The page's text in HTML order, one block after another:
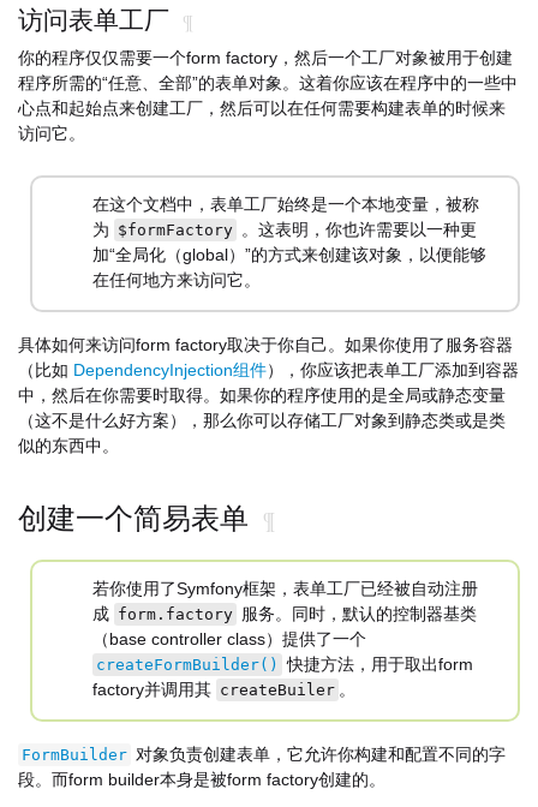
访问表单工厂 ¶
你的程序仅仅需要一个form factory，然后一个工厂对象被用于创建
程序所需的“任意、全部”的表单对象。这着你应该在程序中的一些中
心点和起始点来创建工厂，然后可以在任何需要构建表单的时候来
访问它。
在这个文档中，表单工厂始终是一个本地变量，被称
为 $formFactory 。这表明，你也许需要以一种更
加“全局化（global）”的方式来创建该对象，以便能够
在任何地方来访问它。
具体如何来访问form factory取决于你自己。如果你使用了服务容器
（比如 DependencyInjection组件），你应该把表单工厂添加到容器
中，然后在你需要时取得。如果你的程序使用的是全局或静态变量
（这不是什么好方案），那么你可以存储工厂对象到静态类或是类
似的东西中。
创建一个简易表单 ¶
若你使用了Symfony框架，表单工厂已经被自动注册
成 form.factory 服务。同时，默认的控制器基类
（base controller class）提供了一个
createFormBuilder() 快捷方法，用于取出form
factory并调用其 createBuiler 。
FormBuilder 对象负责创建表单，它允许你构建和配置不同的字
段。而form builder本身是被form factory创建的。